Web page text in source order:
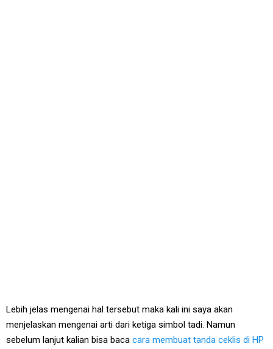
Lebih jelas mengenai hal tersebut maka kali ini saya akan
menjelaskan mengenai arti dari ketiga simbol tadi. Namun
sebelum lanjut kalian bisa baca cara membuat tanda ceklis di HP